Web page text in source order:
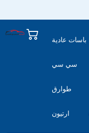
باسات عادية
سي سي
طوارق
ارتيون